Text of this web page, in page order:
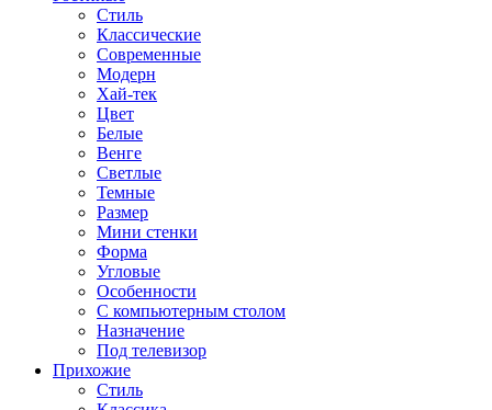
Стиль
Классические
Современные
Модерн
Хай-тек
Цвет
Белые
Венге
Светлые
Темные
Размер
Мини стенки
Форма
Угловые
Особенности
С компьютерным столом
Назначение
Под телевизор
Прихожие
Стиль